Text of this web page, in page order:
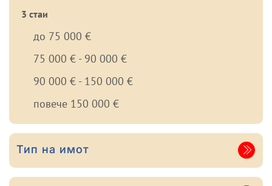
3 стаи
до 75 000 €
75 000 € - 90 000 €
90 000 € - 150 000 €
повече 150 000 €
Тип на имот